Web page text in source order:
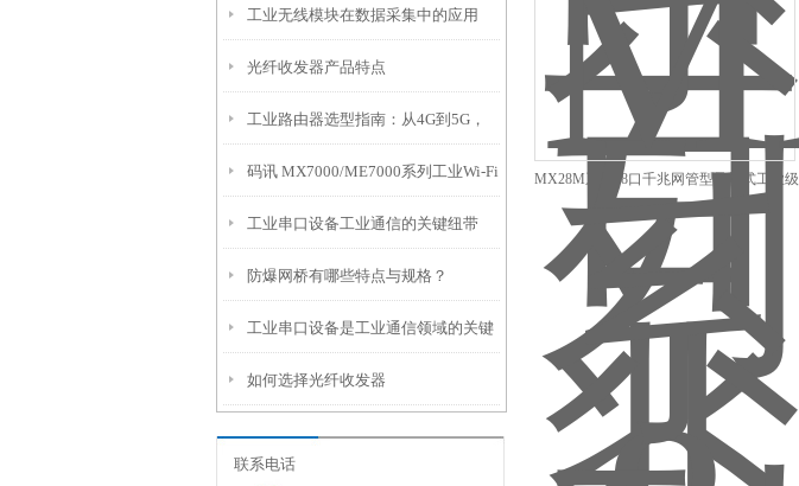
工业无线模块在数据采集中的应用
光纤收发器产品特点
工业路由器选型指南：从4G到5G，
从WiFi4到WiFi6的技术演进与选型解
析
码讯 MX7000/ME7000系列工业Wi-Fi
7模块即将发布！
工业串口设备工业通信的关键纽带
防爆网桥有哪些特点与规格？
工业串口设备是工业通信领域的关键
枢纽
如何选择光纤收发器
联系电话
MX28M系列28口千兆网管型导轨式工业级
以太网交换机